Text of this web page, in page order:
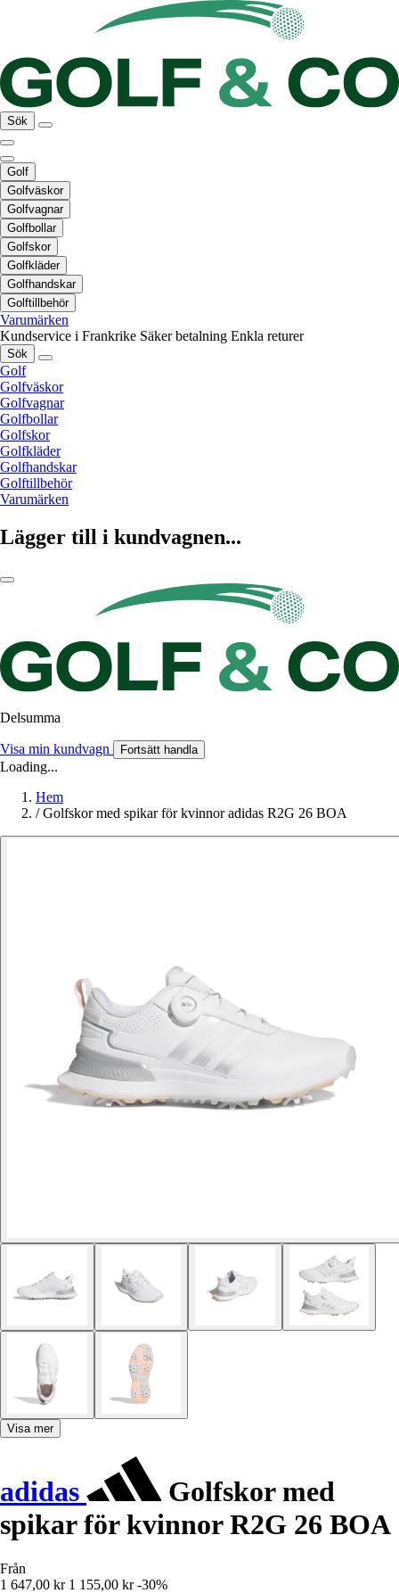
Sök
Golf
Golfväskor
Golfvagnar
Golfbollar
Golfskor
Golfkläder
Golfhandskar
Golftillbehör
Varumärken
Kundservice i Frankrike Säker betalning Enkla returer
Sök
Golf
Golfväskor
Golfvagnar
Golfbollar
Golfskor
Golfkläder
Golfhandskar
Golftillbehör
Varumärken
Lägger till i kundvagnen...
Delsumma
Visa min kundvagn Fortsätt handla
Loading...
Hem
/ Golfskor med spikar för kvinnor adidas R2G 26 BOA
Visa mer
adidas
Golfskor med
spikar för kvinnor R2G 26 BOA
Från
1 647,00 kr 1 155,00 kr -30%